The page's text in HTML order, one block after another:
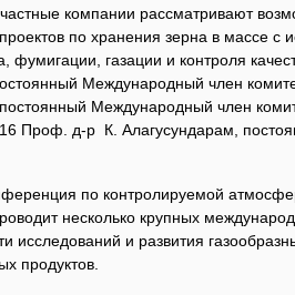
компании рассматривают
по хранения зерна в массе с
фумигации, газации и контроля
Международный член
Международный член
Проф. д-р К. Алагусундарам,
по контролируемой
несколько крупных
исследований и развития
продуктов.